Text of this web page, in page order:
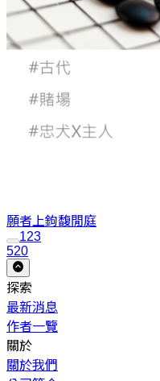
願者上鉤馥閒庭
123
520
探索
最新消息
作者一覽
關於
關於我們